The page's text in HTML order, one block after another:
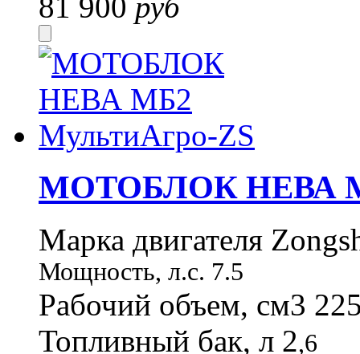
81 900 руб
МОТОБЛОК НЕВА
Марка двигателя
Мощность, л.с. 7.5
Рабочий объем, см3
Топливный бак, л 2,6